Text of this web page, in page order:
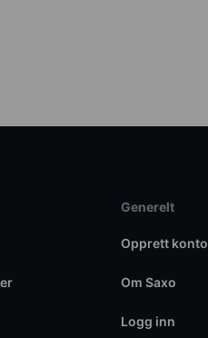
Generelt
Opprett konto
Om Saxo
Logg inn